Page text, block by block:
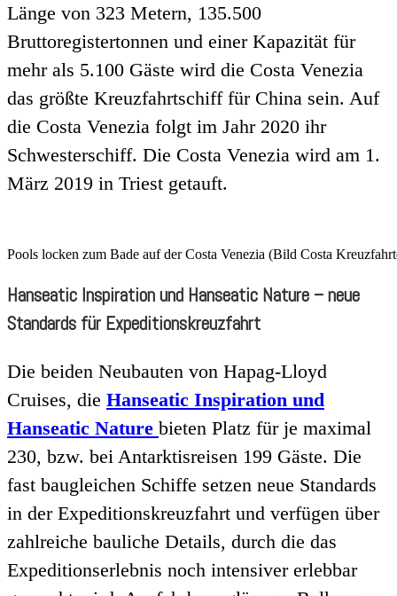
Länge von 323 Metern, 135.500
Bruttoregistertonnen und einer Kapazität für
mehr als 5.100 Gäste wird die Costa Venezia
das größte Kreuzfahrtschiff für China sein. Auf
die Costa Venezia folgt im Jahr 2020 ihr
Schwesterschiff. Die Costa Venezia wird am 1.
März 2019 in Triest getauft.
Pools locken zum Bade auf der Costa Venezia (Bild Costa
Hanseatic Inspiration und Hanseatic Nature – neue
Standards für Expeditionskreuzfahrt
Die beiden Neubauten von Hapag-Lloyd
Cruises, die Hanseatic Inspiration und
Hanseatic Nature bieten Platz für je maximal
230, bzw. bei Antarktisreisen 199 Gäste. Die
fast baugleichen Schiffe setzen neue Standards
in der Expeditionskreuzfahrt und verfügen über
zahlreiche bauliche Details, durch die das
Expeditionserlebnis noch intensiver erlebbar